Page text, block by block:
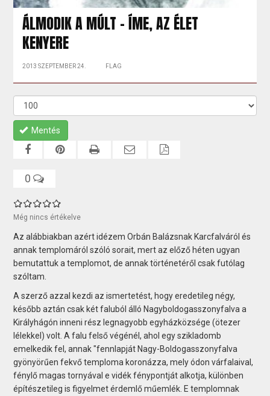
ÁLMODIK A MÚLT - ÍME, AZ ÉLET
KENYERE
2013 SZEPTEMBER 24. FLAG
Mentés
0
Még nincs értékelve
Az alábbiakban azért idézem Orbán Balázsnak Karcfalváról és
annak templomáról szóló sorait, mert az előző héten ugyan
bemutattuk a templomot, de annak történetéről csak futólag
szóltam.
A szerző azzal kezdi az ismertetést, hogy eredetileg négy,
később aztán csak két faluból álló Nagyboldogasszonyfalva a
Királyhágón inneni rész legnagyobb egyházközsége (ötezer
lélekkel) volt. A falu felső végénél, ahol egy szikladomb
emelkedik fel, annak "fennlapját Nagy-Boldogasszonyfalva
gyönyörűen fekvő temploma koronázza, mely ódon várfalaival,
fénylő magas tornyával e vidék fénypontját alkotja, különben
építészetileg is figyelmet érdemlő műemlék. E templomnak